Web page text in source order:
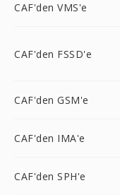
CAF'den VMS'e
CAF'den FSSD'e
CAF'den GSM'e
CAF'den IMA'e
CAF'den SPH'e